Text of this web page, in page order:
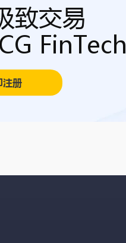
致交易
注册